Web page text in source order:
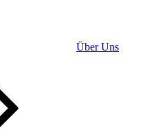
Über Uns